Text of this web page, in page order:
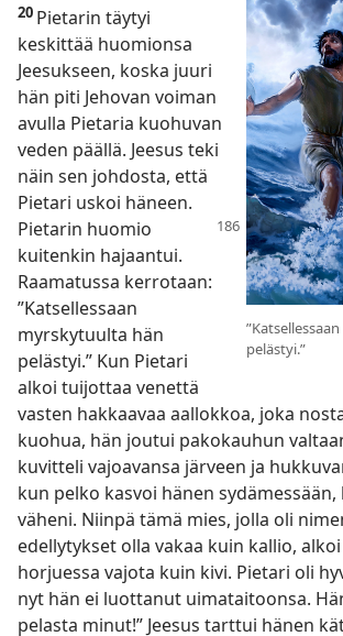
pelästyi.”
20 Pietarin täytyi
keskittää huomionsa
Jeesukseen, koska juuri
hän piti Jehovan voiman
avulla Pietaria kuohuvan
veden päällä. Jeesus teki
näin sen johdosta, että
Pietari uskoi häneen.
Pietarin huomio
kuitenkin hajaantui.
Raamatussa kerrotaan:
”Katsellessaan
myrskytuulta hän
pelästyi.” Kun Pietari
alkoi tuijottaa venettä
vasten hakkaavaa aallokkoa, joka
kuohua, hän joutui pakokauhun
kuvitteli vajoavansa järveen ja
kun pelko kasvoi hänen
väheni. Niinpä tämä mies, jolla oli
edellytykset olla vakaa kuin kallio,
horjuessa vajota kuin kivi. Pietari oli
nyt hän ei luottanut uimataitoonsa.
pelasta minut!” Jeesus tarttui hänen